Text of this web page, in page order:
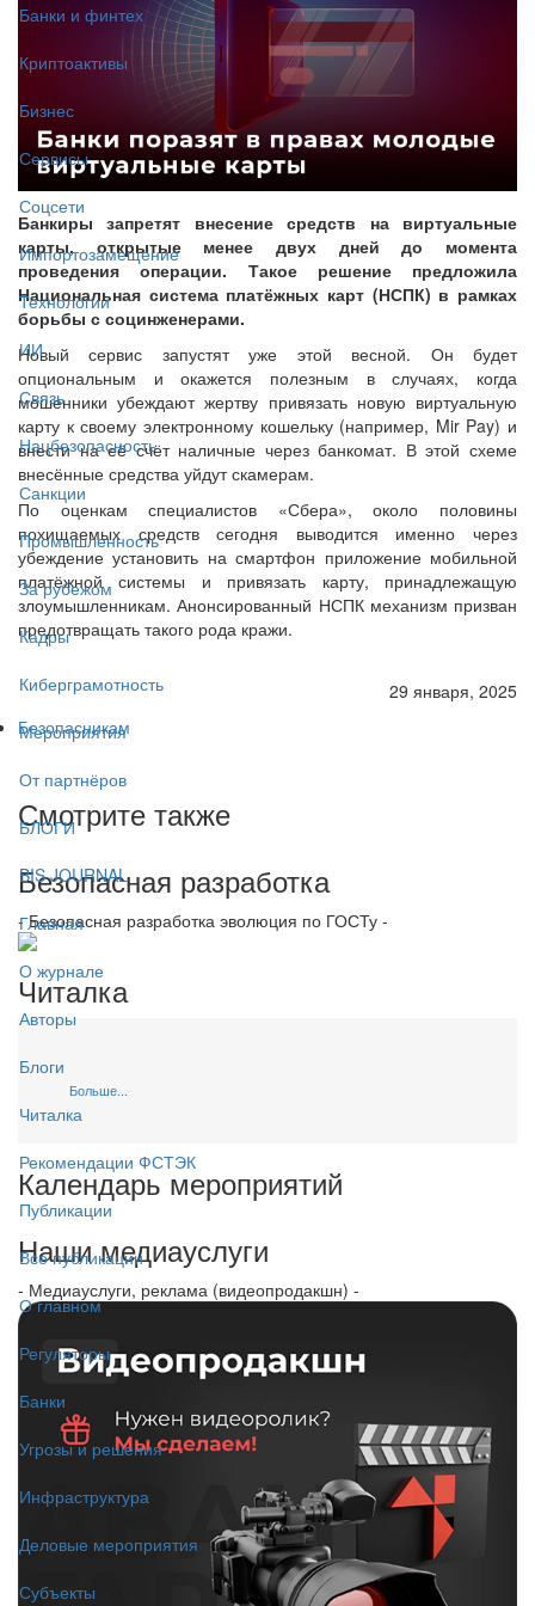
Банки и финтех
Криптоактивы
Бизнес
Сервисы
Соцсети
Импортозамещение
Технологии
ИИ
Связь
Нацбезопасность
Санкции
Промышленность
За рубежом
Кадры
Киберграмотность
Мероприятия
От партнёров
БЛОГИ
BIS JOURNAL
Главная
О журнале
Авторы
Блоги
Читалка
Рекомендации ФСТЭК
Публикации
Все публикации
О главном
Регуляторы
Банки
Угрозы и решения
Инфраструктура
Деловые мероприятия
Субъекты
Банкиры запретят внесение средств на виртуальные
карты, открытые менее двух дней до момента
проведения операции. Такое решение предложила
Национальная система платёжных карт (НСПК) в рамках
борьбы с социнженерами.
Новый сервис запустят уже этой весной. Он будет
опциональным и окажется полезным в случаях, когда
мошенники убеждают жертву привязать новую виртуальную
карту к своему электронному кошельку (например, Mir Pay) и
внести на её счёт наличные через банкомат. В этой схеме
внесённые средства уйдут скамерам.
По оценкам специалистов «Сбера», около половины
похищаемых средств сегодня выводится именно через
убеждение установить на смартфон приложение мобильной
платёжной системы и привязать карту, принадлежащую
злоумышленникам. Анонсированный НСПК механизм призван
предотвращать такого рода кражи.
29 января, 2025
Безопасникам
Смотрите также
Безопасная разработка
- Безопасная разработка эволюция по ГОСТу -
Читалка
Больше...
Календарь мероприятий
Наши медиауслуги
- Медиауслуги, реклама (видеопродакшн) -